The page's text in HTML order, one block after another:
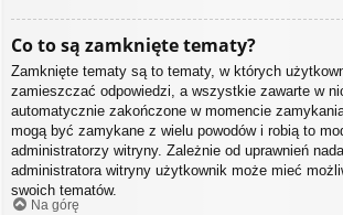
Co to są zamknięte tematy?
Zamknięte tematy są to tematy, w których
zamieszczać odpowiedzi, a wszystkie zawarte w
automatycznie zakończone w momencie
mogą być zamykane z wielu powodów i robią to
administratorzy witryny. Zależnie od uprawnień
administratora witryny użytkownik może mieć
swoich tematów.
Na górę